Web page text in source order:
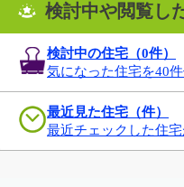
検討中や閲覧し
検討中の住宅（0件）
気になった住宅を40件
最近見た住宅（件）
最近チェックした住宅